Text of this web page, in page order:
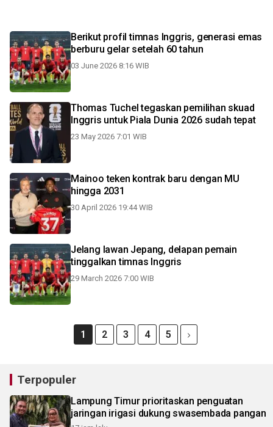
Berikut profil timnas Inggris, generasi emas
berburu gelar setelah 60 tahun
03 June 2026 8:16 WIB
Thomas Tuchel tegaskan pemilihan skuad
Inggris untuk Piala Dunia 2026 sudah tepat
23 May 2026 7:01 WIB
Mainoo teken kontrak baru dengan MU
hingga 2031
30 April 2026 19:44 WIB
Jelang lawan Jepang, delapan pemain
tinggalkan timnas Inggris
29 March 2026 7:00 WIB
1 2 3 4 5
Terpopuler
Lampung Timur prioritaskan penguatan
jaringan irigasi dukung swasembada pangan